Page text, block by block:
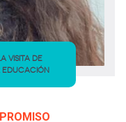
VISITA DE
EDUCACIÓN